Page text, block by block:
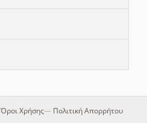
Όροι Χρήσης— Πολιτική Απορρήτου